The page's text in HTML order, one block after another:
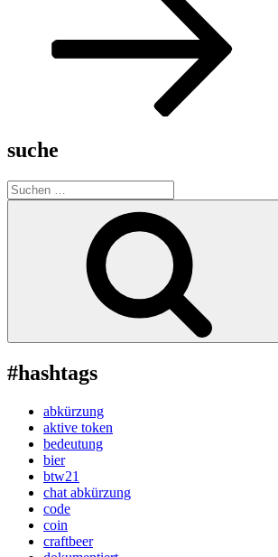
suche
Suche
nach:
#hashtags
abkürzung
aktive token
bedeutung
bier
btw21
chat abkürzung
code
coin
craftbeer